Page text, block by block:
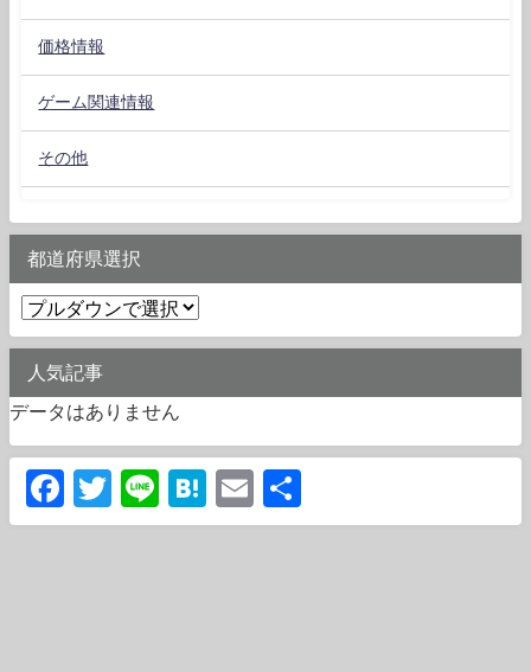
価格情報
ゲーム関連情報
その他
都道府県選択
人気記事
データはありません
Facebook
Twitter
LineHatena
Email
有